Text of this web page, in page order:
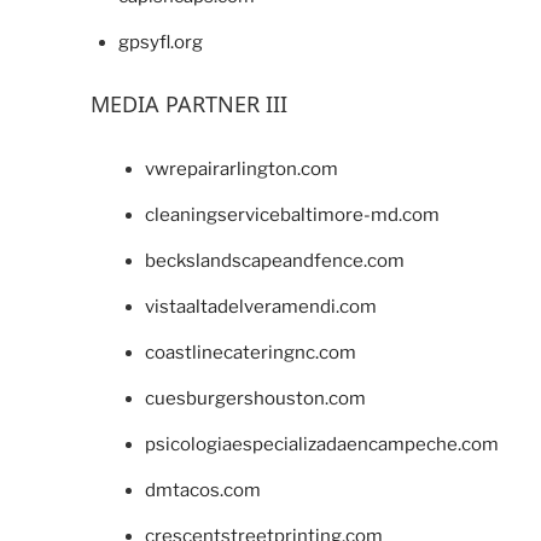
gpsyfl.org
MEDIA PARTNER III
vwrepairarlington.com
cleaningservicebaltimore-md.com
beckslandscapeandfence.com
vistaaltadelveramendi.com
coastlinecateringnc.com
cuesburgershouston.com
psicologiaespecializadaencampeche.com
dmtacos.com
crescentstreetprinting.com